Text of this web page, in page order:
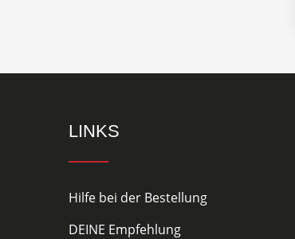
LINKS
Hilfe bei der Bestellung
DEINE Empfehlung